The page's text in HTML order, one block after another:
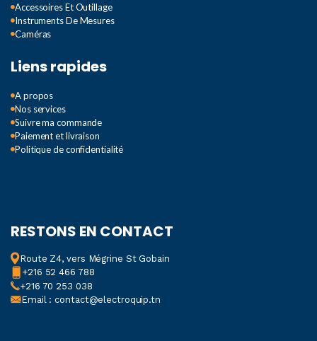
Accessoires Et Outillage
Instruments De Mesures
Caméras
Liens rapides
A propos
Nos services
Suivre ma commande
Paiement et livraison
Politique de confidentialité
RESTONS EN CONTACT
Route Z4, vers Mégrine St Gobain
+216 52 466 788
+216 70 253 038
Email : contact@electroquip.tn